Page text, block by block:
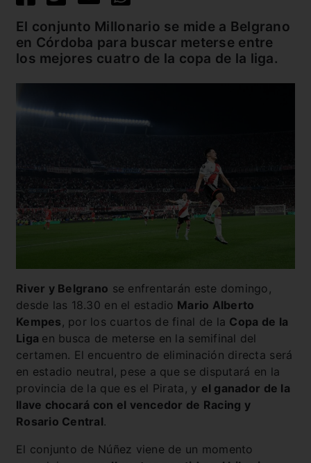
El conjunto Millonario se mide a Belgrano
en Córdoba para buscar meterse entre
los mejores cuatro de la copa de la liga.
River y Belgrano se enfrentarán este domingo,
desde las 18.30 en el estadio Mario Alberto
Kempes , por los cuartos de final de la Copa de la
Liga en busca de meterse en la semifinal del
certamen. El encuentro de eliminación directa será
en estadio neutral, pese a que se disputará en la
provincia de la que es el Pirata, y el ganador de la
llave chocará con el vencedor de Racing y
Rosario Central.
El conjunto de Núñez viene de un momento